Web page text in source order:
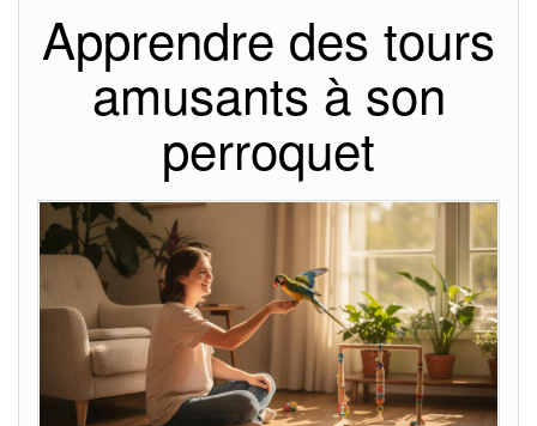
Apprendre des tours
amusants à son
perroquet